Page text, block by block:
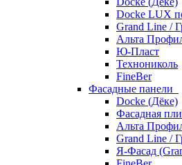
Docke LUX
Grand Line /
Альта
Ю-Пласт
Технониколь
FineBer
Фасадные панели
Docke (Дёке)
Фасадная
Альта
Grand Line /
Я-Фасад